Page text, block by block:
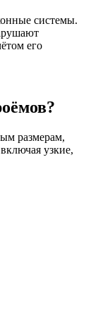
системы.
его
размерам,
узкие,